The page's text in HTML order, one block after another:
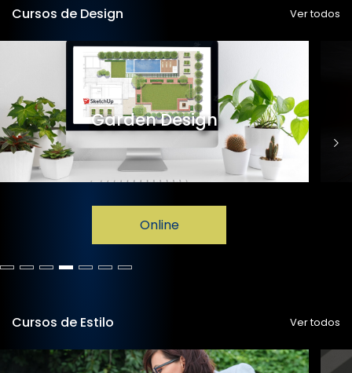
Cursos de Design Ver todos
Garden Design
Online
Cursos de Estilo Ver todos